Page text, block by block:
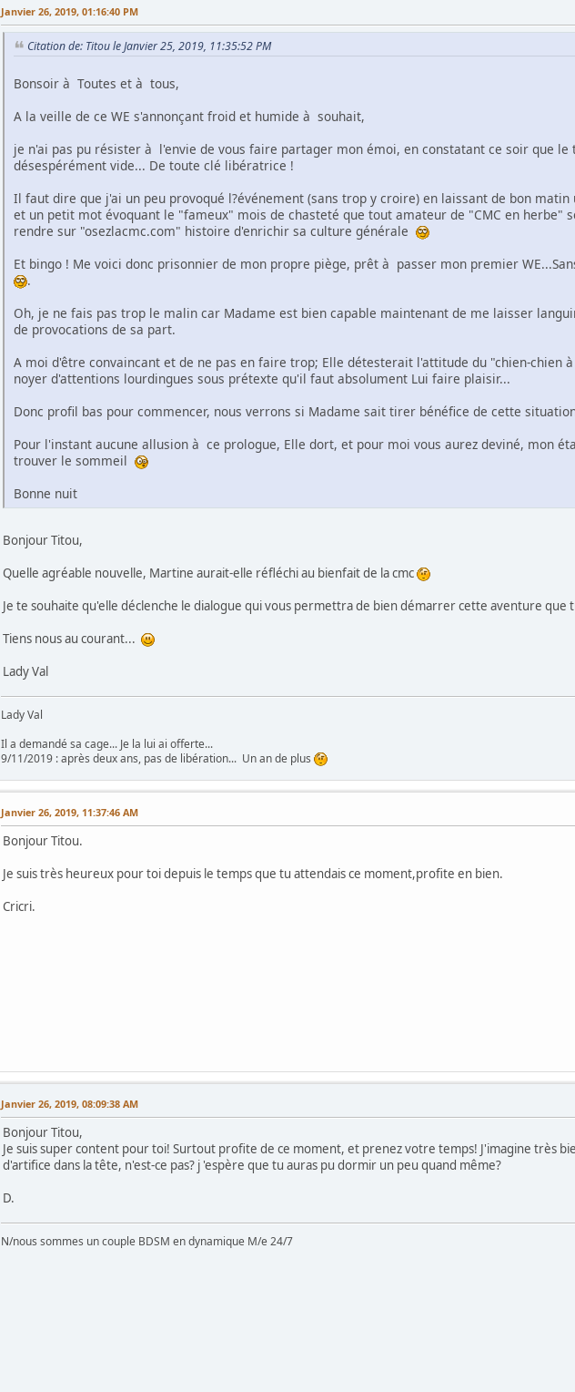
Janvier 26, 2019, 01:16:40 PM
Citation de: Titou le Janvier 25, 2019, 11:35:52 PM
Bonsoir à Toutes et à tous,
A la veille de ce WE s'annonçant froid et humide à souhait,
je n'ai pas pu résister à l'envie de vous faire partager mon émoi, en constatant ce soir que
désespérément vide... De toute clé libératrice !
Il faut dire que j'ai un peu provoqué l?événement (sans trop y croire) en laissant de bon
et un petit mot évoquant le "fameux" mois de chasteté que tout amateur de "CMC en herbe"
rendre sur "osezlacmc.com" histoire d'enrichir sa culture générale
Et bingo ! Me voici donc prisonnier de mon propre piège, prêt à passer mon premier
.
Oh, je ne fais pas trop le malin car Madame est bien capable maintenant de me laisser
de provocations de sa part.
A moi d'être convaincant et de ne pas en faire trop; Elle détesterait l'attitude du "chien-
noyer d'attentions lourdingues sous prétexte qu'il faut absolument Lui faire plaisir...
Donc profil bas pour commencer, nous verrons si Madame sait tirer bénéfice de cette
Pour l'instant aucune allusion à ce prologue, Elle dort, et pour moi vous aurez deviné, mon
trouver le sommeil
Bonne nuit
Bonjour Titou,
Quelle agréable nouvelle, Martine aurait-elle réfléchi au bienfait de la cmc
Je te souhaite qu'elle déclenche le dialogue qui vous permettra de bien démarrer cette aventure que
Tiens nous au courant...
Lady Val
Lady Val
Il a demandé sa cage... Je la lui ai offerte...
9/11/2019 : après deux ans, pas de libération... Un an de plus
Janvier 26, 2019, 11:37:46 AM
Bonjour Titou.
Je suis très heureux pour toi depuis le temps que tu attendais ce moment,profite en bien.
Cricri.
Janvier 26, 2019, 08:09:38 AM
Bonjour Titou,
Je suis super content pour toi! Surtout profite de ce moment, et prenez votre temps! J'imagine très
d'artifice dans la tête, n'est-ce pas? j 'espère que tu auras pu dormir un peu quand même?
D.
N/nous sommes un couple BDSM en dynamique M/e 24/7